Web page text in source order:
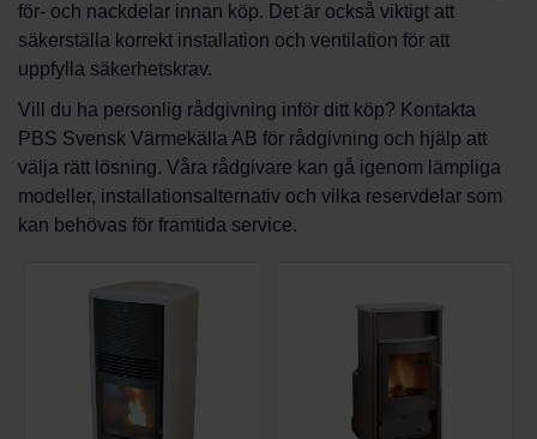
för- och nackdelar innan köp. Det är också viktigt att
säkerställa korrekt installation och ventilation för att
uppfylla säkerhetskrav.
Vill du ha personlig rådgivning inför ditt köp? Kontakta
PBS Svensk Värmekälla AB för rådgivning och hjälp att
välja rätt lösning. Våra rådgivare kan gå igenom lämpliga
modeller, installationsalternativ och vilka reservdelar som
kan behövas för framtida service.